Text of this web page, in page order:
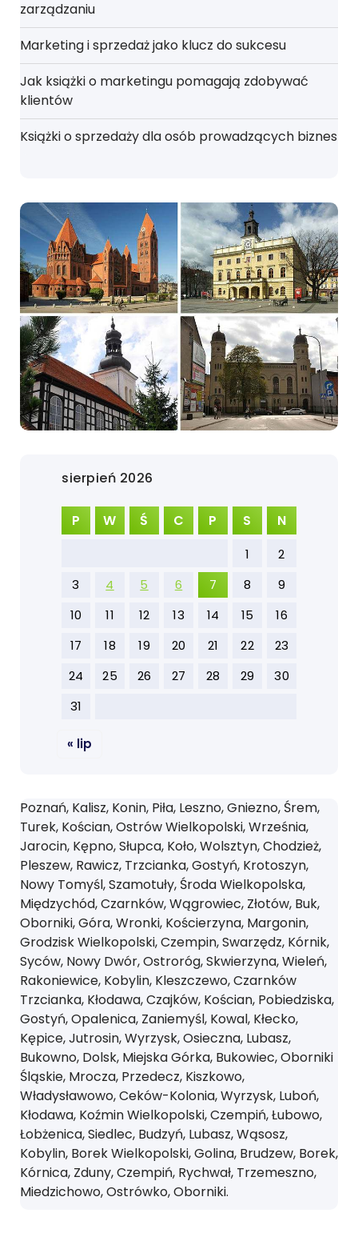
zarządzaniu
Marketing i sprzedaż jako klucz do sukcesu
Jak książki o marketingu pomagają zdobywać
klientów
Książki o sprzedaży dla osób prowadzących biznes
sierpień 2026
P W Ś C P S N
1
2
3
4 5 6 7 8
9
10
11 12 13 14 15
16
17
18 19 20 21 22
23
24
25 26 27 28 29
30
31
« lip
Poznań, Kalisz, Konin, Piła, Leszno, Gniezno, Śrem,
Turek, Kościan, Ostrów Wielkopolski, Września,
Jarocin, Kępno, Słupca, Koło, Wolsztyn, Chodzież,
Pleszew, Rawicz, Trzcianka, Gostyń, Krotoszyn,
Nowy Tomyśl, Szamotuły, Środa Wielkopolska,
Międzychód, Czarnków, Wągrowiec, Złotów, Buk,
Oborniki, Góra, Wronki, Kościerzyna, Margonin,
Grodzisk Wielkopolski, Czempin, Swarzędz, Kórnik,
Syców, Nowy Dwór, Ostroróg, Skwierzyna, Wieleń,
Rakoniewice, Kobylin, Kleszczewo, Czarnków
Trzcianka, Kłodawa, Czajków, Kościan, Pobiedziska,
Gostyń, Opalenica, Zaniemyśl, Kowal, Kłecko,
Kępice, Jutrosin, Wyrzysk, Osieczna, Lubasz,
Bukowno, Dolsk, Miejska Górka, Bukowiec, Oborniki
Śląskie, Mrocza, Przedecz, Kiszkowo,
Władysławowo, Ceków-Kolonia, Wyrzysk, Luboń,
Kłodawa, Koźmin Wielkopolski, Czempiń, Łubowo,
Łobżenica, Siedlec, Budzyń, Lubasz, Wąsosz,
Kobylin, Borek Wielkopolski, Golina, Brudzew, Borek,
Kórnica, Zduny, Czempiń, Rychwał, Trzemeszno,
Miedzichowo, Ostrówko, Oborniki.